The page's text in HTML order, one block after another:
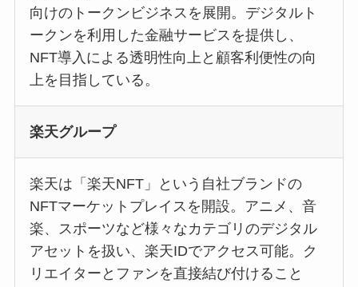
向けのトークンビジネスを展開。デジタルト
ークンを利用した金融サービスを提供し、
NFT導入による透明性向上と顧客利便性の向
上を目指している。
楽天グループ
楽天は「楽天NFT」という自社ブランドの
NFTマーケットプレイスを開設。アニメ、音
楽、スポーツなど様々なカテゴリのデジタル
アセットを扱い、楽天IDでアクセス可能。ク
リエイターとファンを直接結び付けること